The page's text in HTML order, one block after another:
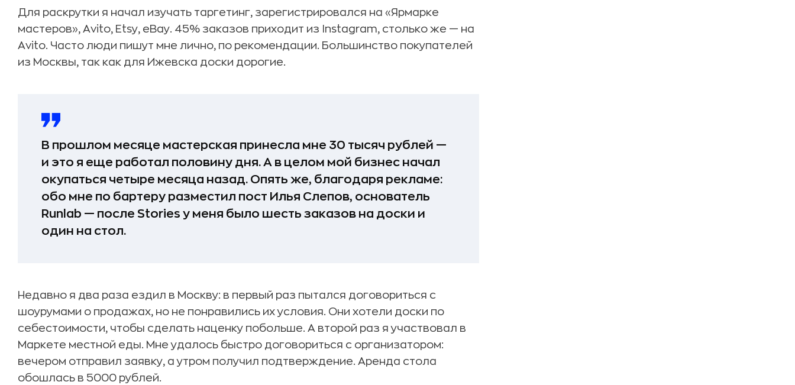
Для раскрутки я начал изучать таргетинг, зарегистрировался на «Ярмарке
мастеров», Avito, Etsy, eBay. 45% заказов приходит из Instagram, столько же — на
Avito. Часто люди пишут мне лично, по рекомендации. Большинство покупателей
из Москвы, так как для Ижевска доски дорогие.
В прошлом месяце мастерская принесла мне 30 тысяч рублей —
и это я еще работал половину дня. А в целом мой бизнес начал
окупаться четыре месяца назад. Опять же, благодаря рекламе:
обо мне по бартеру разместил пост Илья Слепов, основатель
Runlab — после Stories у меня было шесть заказов на доски и
один на стол.
Недавно я два раза ездил в Москву: в первый раз пытался договориться с
шоурумами о продажах, но не понравились их условия. Они хотели доски по
себестоимости, чтобы сделать наценку побольше. А второй раз я участвовал в
Маркете местной еды. Мне удалось быстро договориться с организатором:
вечером отправил заявку, а утром получил подтверждение. Аренда стола
обошлась в 5000 рублей.